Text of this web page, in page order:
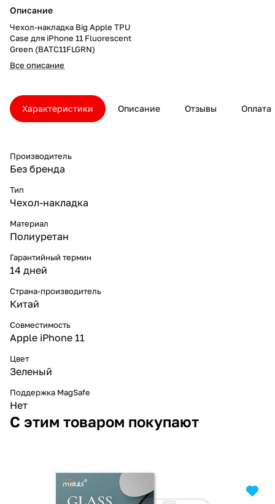
Описание
Чехол-накладка Big Apple TPU
Case для iPhone 11 Fluorescent
Green (BATC11FLGRN)
Все описание
Характеристики Описание Отзывы Оплата
Производитель
Без бренда
Тип
Чехол-накладка
Материал
Полиуретан
Гарантийный термин
14 дней
Страна-производитель
Китай
Совместимость
Apple iPhone 11
Цвет
Зеленый
Поддержка MagSafe
Нет
С этим товаром покупают